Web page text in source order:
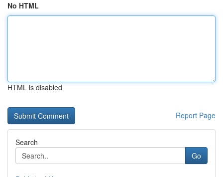
No HTML
HTML is disabled
Report Page
Search
Go